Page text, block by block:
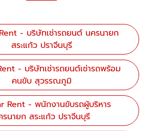
- บริษัทเช่ารถยนต์ นครนายก
สระแก้ว ปราจีนบุรี
- บริษัทเช่ารถยนต์เช่ารถพร้อม
คนขับ สุวรรณภูมิ
Rent - พนักงานขับรถผู้บริหาร
รนายก สระแก้ว ปราจีนบุรี